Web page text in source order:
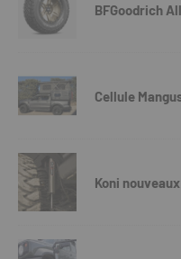
BFGoodrich
Cellule
Koni